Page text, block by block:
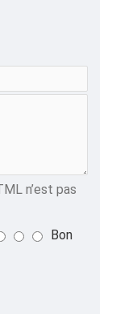
CHANTIER
n’est pas
Bon